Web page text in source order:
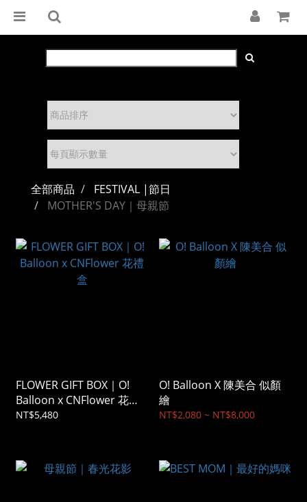
全部商品
FESTIVAL |節日
MOTHER'S DAY｜母親節
FLOWER GIFT BOX｜O!
Balloon x CNFlower 花禮
盒
NT$5,480
O! Balloon X 陳美合 似顏
繪
NT$2,080 ~ NT$8,000